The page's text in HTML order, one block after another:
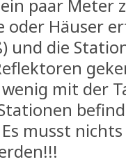
paar Meter
oder Häuser
und die
mit der
musst